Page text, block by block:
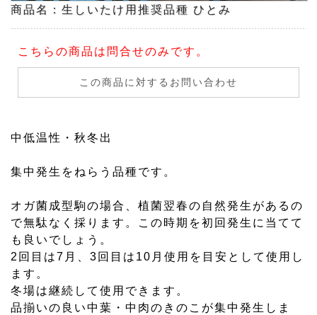
商品名：生しいたけ用推奨品種 ひとみ
こちらの商品は問合せのみです。
この商品に対するお問い合わせ
中低温性・秋冬出
集中発生をねらう品種です。
オガ菌成型駒の場合、植菌翌春の自然発生があるの
で無駄なく採ります。この時期を初回発生に当てて
も良いでしょう。
2回目は7月、3回目は10月使用を目安として使用し
ます。
冬場は継続して使用できます。
品揃いの良い中葉・中肉のきのこが集中発生しま